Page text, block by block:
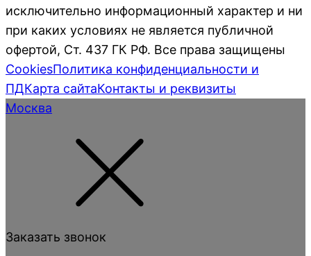
исключительно информационный характер и ни
при каких условиях не является публичной
офертой, Ст. 437 ГК РФ. Все права защищены
CookiesПолитика конфиденциальности и
ПДКарта сайтаКонтакты и реквизиты
Москва
Заказать звонок